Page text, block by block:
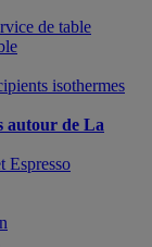
de table
isothermes
autour de La
Espresso